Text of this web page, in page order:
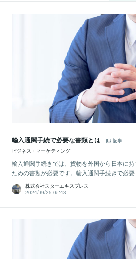
輸入通関手続で必要な書類とは
記事
ビジネス・マーケティング
輸入通関手続きでは、貨物を外国から日本に
ための書類が必要です。輸入通関手続きで必
株式会社スターエキスプレス
2024/09/25 05:43